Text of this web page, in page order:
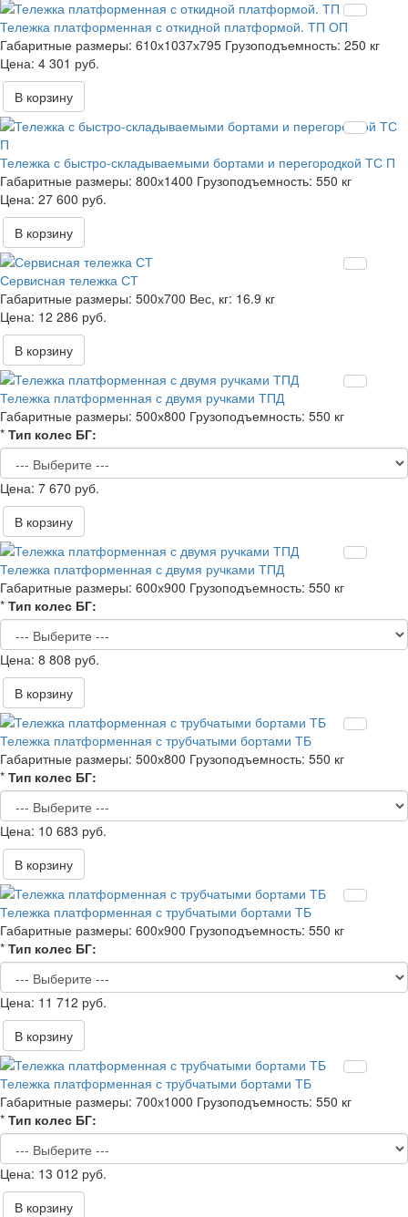
Тележка платформенная с откидной платформой. ТП ОП
Габаритные размеры: 610х1037х795 Грузоподъемность: 250 кг
4 301 руб.
В корзину
Тележка с быстро-складываемыми бортами и перегородкой ТС П
Габаритные размеры: 800х1400 Грузоподъемность: 550 кг
27 600 руб.
В корзину
Сервисная тележка СТ
Габаритные размеры: 500х700 Вес, кг: 16.9 кг
12 286 руб.
В корзину
Тележка платформенная с двумя ручками ТПД
Габаритные размеры: 500х800 Грузоподъемность: 550 кг
* Тип колес БГ:
7 670 руб.
В корзину
Тележка платформенная с двумя ручками ТПД
Габаритные размеры: 600х900 Грузоподъемность: 550 кг
* Тип колес БГ:
8 808 руб.
В корзину
Тележка платформенная с трубчатыми бортами ТБ
Габаритные размеры: 500х800 Грузоподъемность: 550 кг
* Тип колес БГ:
10 683 руб.
В корзину
Тележка платформенная с трубчатыми бортами ТБ
Габаритные размеры: 600х900 Грузоподъемность: 550 кг
* Тип колес БГ:
11 712 руб.
В корзину
Тележка платформенная с трубчатыми бортами ТБ
Габаритные размеры: 700х1000 Грузоподъемность: 550 кг
* Тип колес БГ:
13 012 руб.
В корзину